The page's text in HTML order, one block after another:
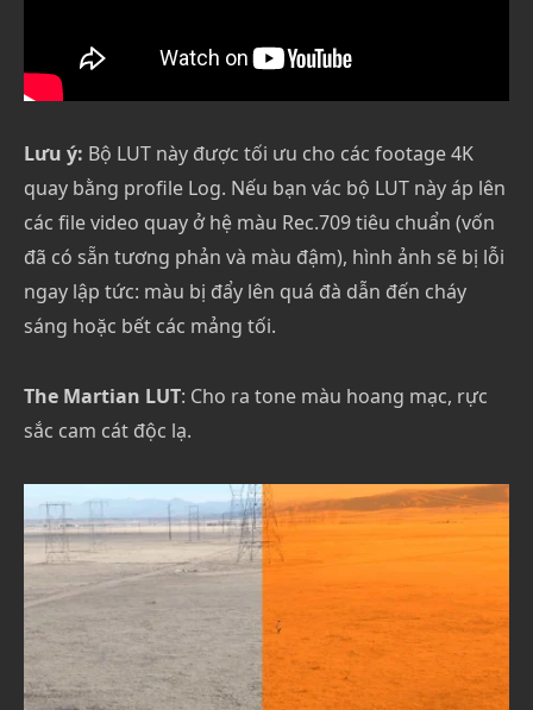
Lưu ý: Bộ LUT này được tối ưu cho các footage 4K
quay bằng profile Log. Nếu bạn vác bộ LUT này áp lên
các file video quay ở hệ màu Rec.709 tiêu chuẩn (vốn
đã có sẵn tương phản và màu đậm), hình ảnh sẽ bị lỗi
ngay lập tức: màu bị đẩy lên quá đà dẫn đến cháy
sáng hoặc bết các mảng tối.
The Martian LUT: Cho ra tone màu hoang mạc, rực
sắc cam cát độc lạ.